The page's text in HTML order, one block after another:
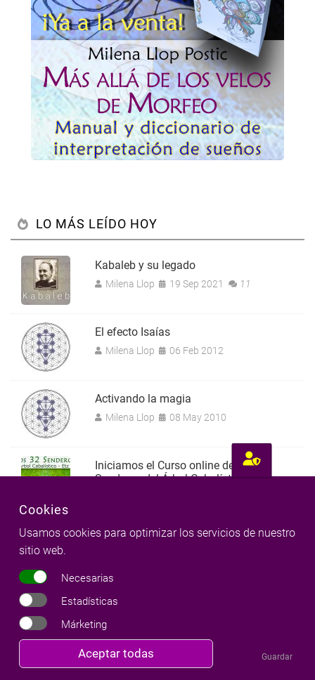
LO MÁS LEÍDO HOY
Kabaleb y su legado
Milena Llop 19 Sep 2021 11
El efecto Isaías
Milena Llop 06 Feb 2012
Activando la magia
Milena Llop 08 May 2010
Iniciamos el Curso online de los 32
Senderos del Árbol Cabalístico
Hochmah: Sabiduría
Paginación
página
más
Cookies
Usamos cookies para optimizar los servicios de nuestro
sitio web.
Necesarias
Estadísticas
Márketing
Aceptar todas Guardar